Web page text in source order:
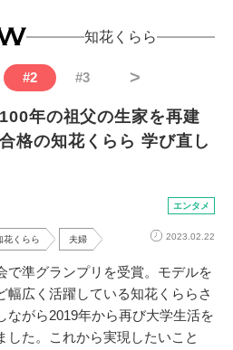
知花くらら
#2 #3 >
年の祖父の生家を再建
格の知花くらら 学び直し
エンタメ
花くらら 夫婦 2023.02.22
で準グランプリを受賞。モデルを
幅広く活躍している知花くららさ
ながら2019年から再び大学生活を
した。これから実現したいこと